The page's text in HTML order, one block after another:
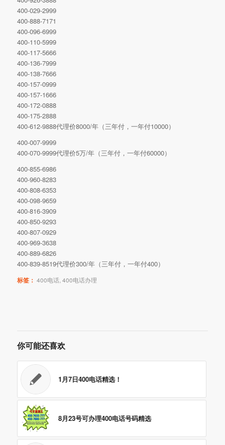
400-029-2999
400-888-7171
400-096-6999
400-110-5999
400-117-5666
400-136-7999
400-138-7666
400-157-0999
400-157-1666
400-172-0888
400-175-2888
400-612-9888代理价8000/年（三年付，一年付10000）
400-007-9999
400-070-9999代理价5万/年（三年付，一年付60000）
400-855-6986
400-960-8283
400-808-6353
400-098-9659
400-816-3909
400-850-9293
400-807-0929
400-969-3638
400-889-6826
400-839-8519代理价300/年（三年付，一年付400）
标签： 400电话,400电话办理
你可能还喜欢
1月7日400电话精选！
8月23号可办理400电话号码精选